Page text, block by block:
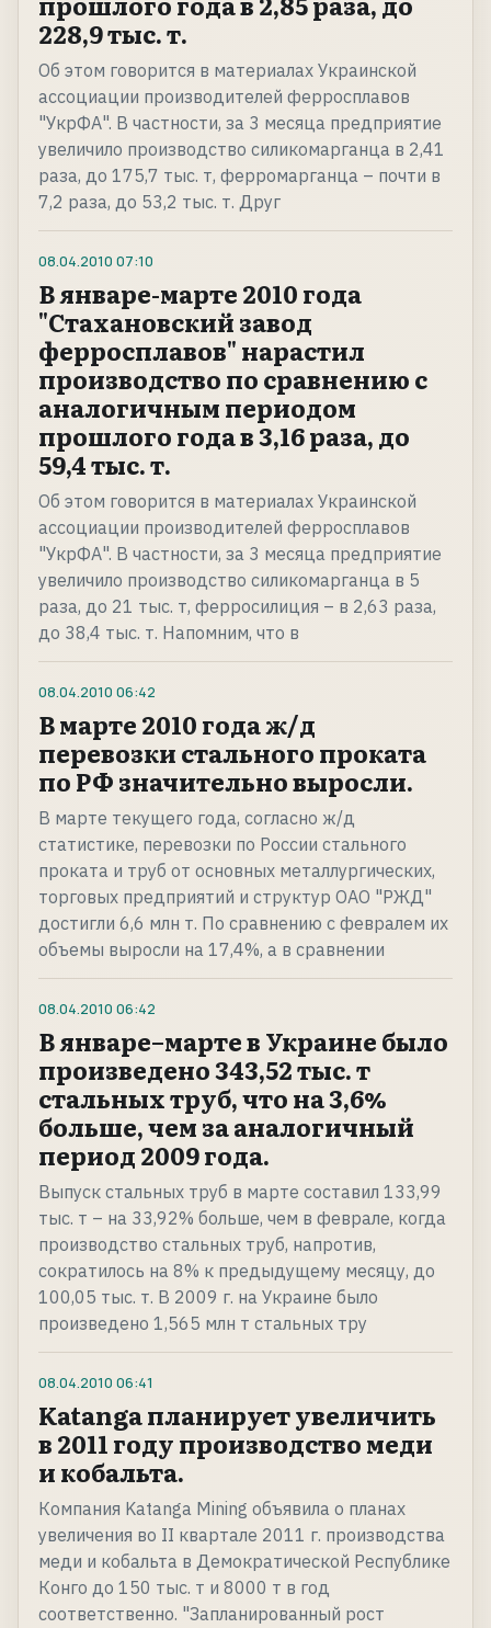
228,9 тыс. т.
Об этом говорится в материалах Украинской
ассоциации производителей ферросплавов
"УкрФА". В частности, за 3 месяца предприятие
увеличило производство силикомарганца в 2,41
раза, до 175,7 тыс. т, ферромарганца – почти в
7,2 раза, до 53,2 тыс. т. Друг
08.04.2010 07:10
В январе-марте 2010 года
"Стахановский завод
ферросплавов" нарастил
производство по сравнению с
аналогичным периодом
прошлого года в 3,16 раза, до
59,4 тыс. т.
Об этом говорится в материалах Украинской
ассоциации производителей ферросплавов
"УкрФА". В частности, за 3 месяца предприятие
увеличило производство силикомарганца в 5
раза, до 21 тыс. т, ферросилиция – в 2,63 раза,
до 38,4 тыс. т. Напомним, что в
08.04.2010 06:42
В марте 2010 года ж/д
перевозки стального проката
по РФ значительно выросли.
В марте текущего года, согласно ж/д
статистике, перевозки по России стального
проката и труб от основных металлургических,
торговых предприятий и структур ОАО "РЖД"
достигли 6,6 млн т. По сравнению с февралем их
объемы выросли на 17,4%, а в сравнении
08.04.2010 06:42
В январе–марте в Украине было
произведено 343,52 тыс. т
стальных труб, что на 3,6%
больше, чем за аналогичный
период 2009 года.
Выпуск стальных труб в марте составил 133,99
тыс. т – на 33,92% больше, чем в феврале, когда
производство стальных труб, напротив,
сократилось на 8% к предыдущему месяцу, до
100,05 тыс. т. В 2009 г. на Украине было
произведено 1,565 млн т стальных тру
08.04.2010 06:41
Katanga планирует увеличить
в 2011 году производство меди
и кобальта.
Компания Katanga Mining объявила о планах
увеличения во II квартале 2011 г. производства
меди и кобальта в Демократической Республике
Конго до 150 тыс. т и 8000 т в год
соответственно. "Запланированный рост